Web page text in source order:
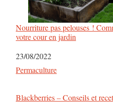
Nourriture pas pelouses !
votre cour en jardin
Date
23/08/2022
Par rapport à
Permaculture
Blackberries – Conseils et